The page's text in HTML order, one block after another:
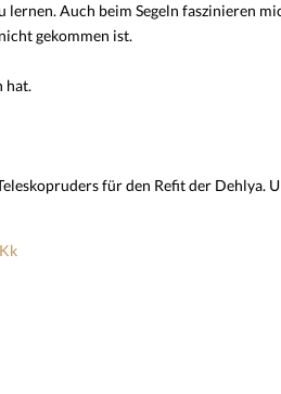
lernen. Auch beim Segeln faszinieren
gekommen ist.
hat.
für den Refit der Dehlya.